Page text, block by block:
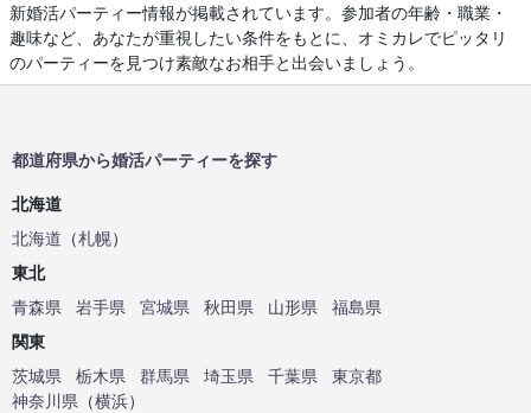
新婚活パーティー情報が掲載されています。参加者の年齢・職業・
趣味など、あなたが重視したい条件をもとに、オミカレでピッタリ
のパーティーを見つけ素敵なお相手と出会いましょう。
都道府県から婚活パーティーを探す
北海道
北海道 （札幌）
東北
青森県
岩手県 宮城県 秋田県 山形県
福島県
関東
茨城県
栃木県 群馬県 埼玉県 千葉県
東京都
神奈川県 （横浜）